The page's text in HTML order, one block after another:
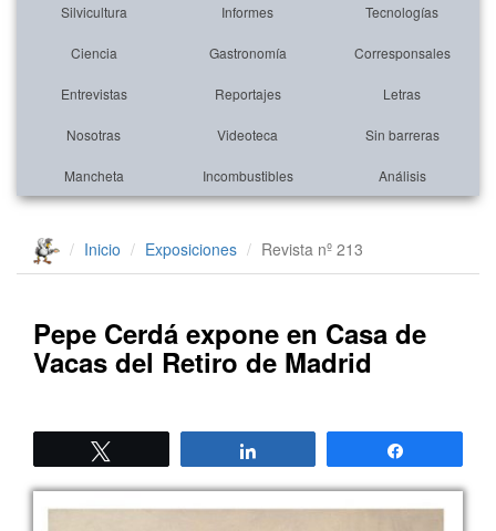
Silvicultura Informes Tecnologías
Ciencia Gastronomía Corresponsales
Entrevistas Reportajes Letras
Nosotras Videoteca Sin barreras
Mancheta Incombustibles Análisis
Inicio Exposiciones Revista nº 213
Pepe Cerdá expone en Casa de
Vacas del Retiro de Madrid